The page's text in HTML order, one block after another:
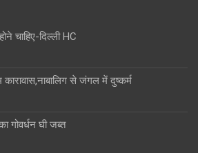
चाहिए-दिल्ली HC
से जंगल में दुष्कर्म
गोवर्धन घी जब्त